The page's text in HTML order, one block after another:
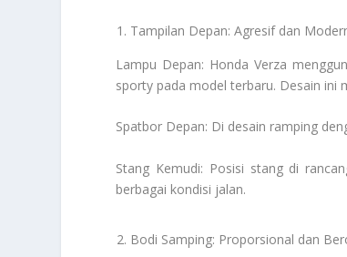
Tampilan Depan: Agresif dan
Lampu Depan: Honda Verza
sporty pada model terbaru. Desain ini
Spatbor Depan: Di desain ramping
Stang Kemudi: Posisi stang di
berbagai kondisi jalan.
Bodi Samping: Proporsional dan